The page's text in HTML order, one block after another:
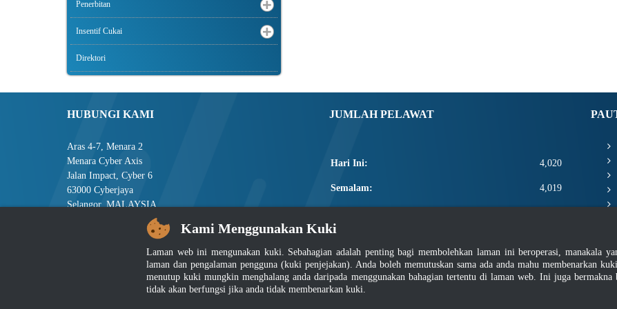
Penerbitan
Insentif Cukai
Direktori
HUBUNGI KAMI
Aras 4-7, Menara 2
Menara Cyber Axis
Jalan Impact, Cyber 6
63000 Cyberjaya
Selangor, MALAYSIA
Tel : +603-8008 2900
E-mel : central[at]jsm[dot]gov[dot]my
JUMLAH PELAWAT
Hari Ini: 4,020
Semalam: 4,019
Total: 2,665,212
Penafian|Dasar Keselamatan
Kami Menggunakan Kuki
Laman web ini mengunakan kuki. Sebahagian adalah penting bagi membolehkan laman ini beroperasi, manakala
laman dan pengalaman pengguna (kuki penjejakan). Anda boleh memutuskan sama ada anda mahu membenarkan
menutup kuki mungkin menghalang anda daripada menggunakan bahagian tertentu di laman web. Ini juga
tidak akan berfungsi jika anda tidak membenarkan kuki.